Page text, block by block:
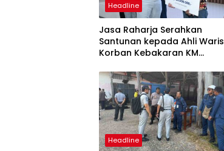
Headline
Jasa Raharja Serahkan
Santunan kepada Ahli Waris
Korban Kebakaran KM
Headline